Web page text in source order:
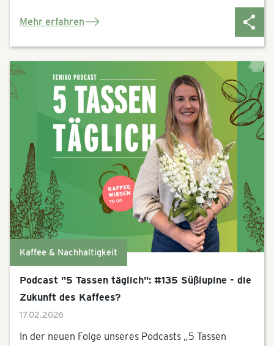
Mehr erfahren
Kaffee & Nachhaltigkeit
Podcast "5 Tassen täglich": #135 Süßlupine - die
Zukunft des Kaffees?
17.02.2026
In der neuen Folge unseres Podcasts „5 Tassen